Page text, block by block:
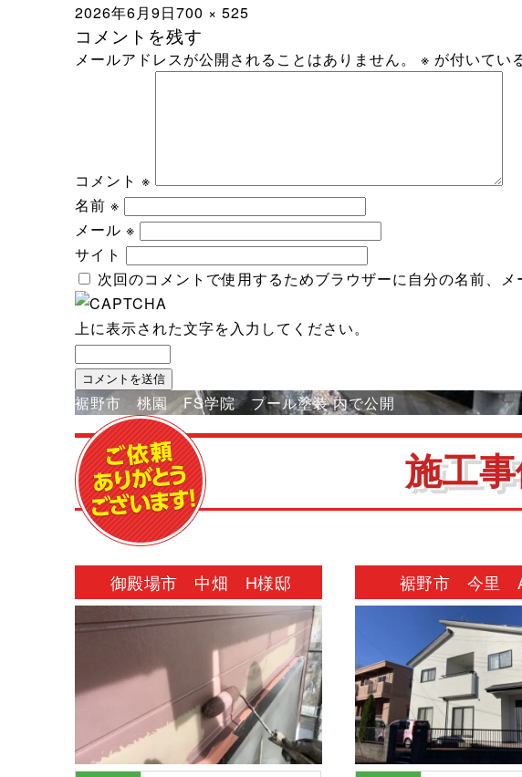
投
稿
日:
2026年6月9日フ
ル
サ
700 × 525
コメントを残す
メールアドレスが公開されることはありません。 ※ が付いてい
コメント ※
名前 ※
メール ※
サイト
次回のコメントで使用するためブラウザーに自分の名前、メ
上に表示された文字を入力してください。
投
稿
ナ
ビ
ゲ
シ
ョ
ン
裾野市 桃園 FS学院 プール塗装 内で公開
施工
御殿場市 中畑 H様邸 裾野市 今里